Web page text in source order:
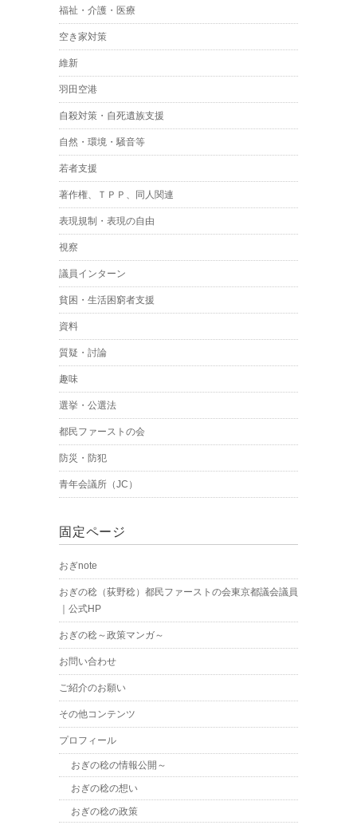
福祉・介護・医療
空き家対策
維新
羽田空港
自殺対策・自死遺族支援
自然・環境・騒音等
若者支援
著作権、ＴＰＰ、同人関連
表現規制・表現の自由
視察
議員インターン
貧困・生活困窮者支援
資料
質疑・討論
趣味
選挙・公選法
都民ファーストの会
防災・防犯
青年会議所（JC）
固定ページ
おぎnote
おぎの稔（荻野稔）都民ファーストの会東京都議会議員
｜公式HP
おぎの稔～政策マンガ～
お問い合わせ
ご紹介のお願い
その他コンテンツ
プロフィール
おぎの稔の情報公開～
おぎの稔の想い
おぎの稔の政策